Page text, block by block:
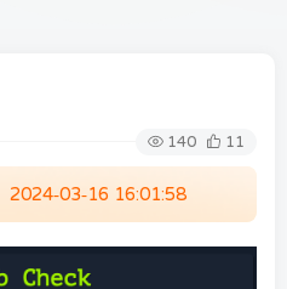
140 11
2024-03-16 16:01:58